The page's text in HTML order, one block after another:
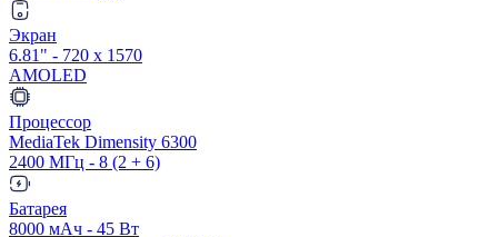
Экран
6.81" - 720 x 1570
AMOLED
Процессор
MediaTek Dimensity 6300
2400 МГц - 8 (2 + 6)
Батарея
8000 мАч - 45 Вт